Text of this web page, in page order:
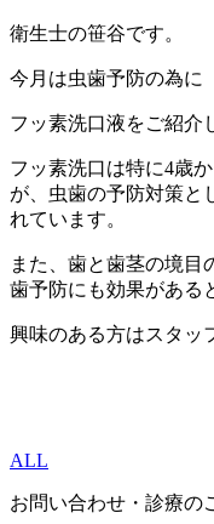
衛生士の笹谷です。
今月は虫歯予防の為に
フッ素洗口液をご紹介
フッ素洗口は特に4歳
が、虫歯の予防対策と
れています。
また、歯と歯茎の境目
歯予防にも効果がある
興味のある方はスタッ
ALL
お問い合わせ・診療の